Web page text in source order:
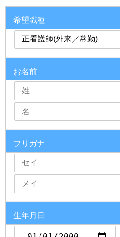
希望職種
お名前
フリガナ
生年月日